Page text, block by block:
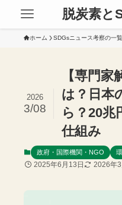
脱炭素と
ホーム SDGsニュース考察の一覧
【専門家
は？日本
ら？20兆
仕組み
2026
3/08
政府・国際機関・NGO
2025年6月13日 2026年3